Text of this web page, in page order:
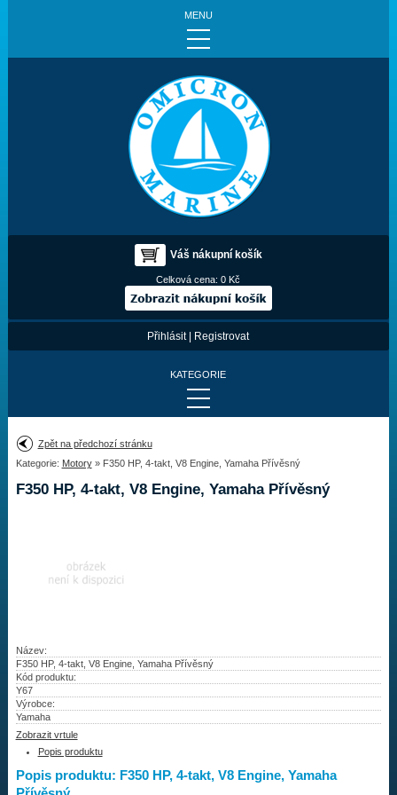
MENU
Váš nákupní košík
Celková cena:0 Kč
Přihlásit| Registrovat
KATEGORIE
Provedení:
Výrobce:
Najít vrtuli
Vrtule
Kontakty
Aktuality
Zpět na předchozí stránku
Kategorie: Motory» F350 HP, 4-takt, V8 Engine, Yamaha Přívěsný
F350 HP, 4-takt, V8 Engine, Yamaha Přívěsný
Název:
F350 HP, 4-takt, V8 Engine, Yamaha Přívěsný
Kód produktu:
Y67
Výrobce:
Yamaha
Zobrazit vrtule
Popis produktu
Popis produktu: F350 HP, 4-takt, V8 Engine, Yamaha